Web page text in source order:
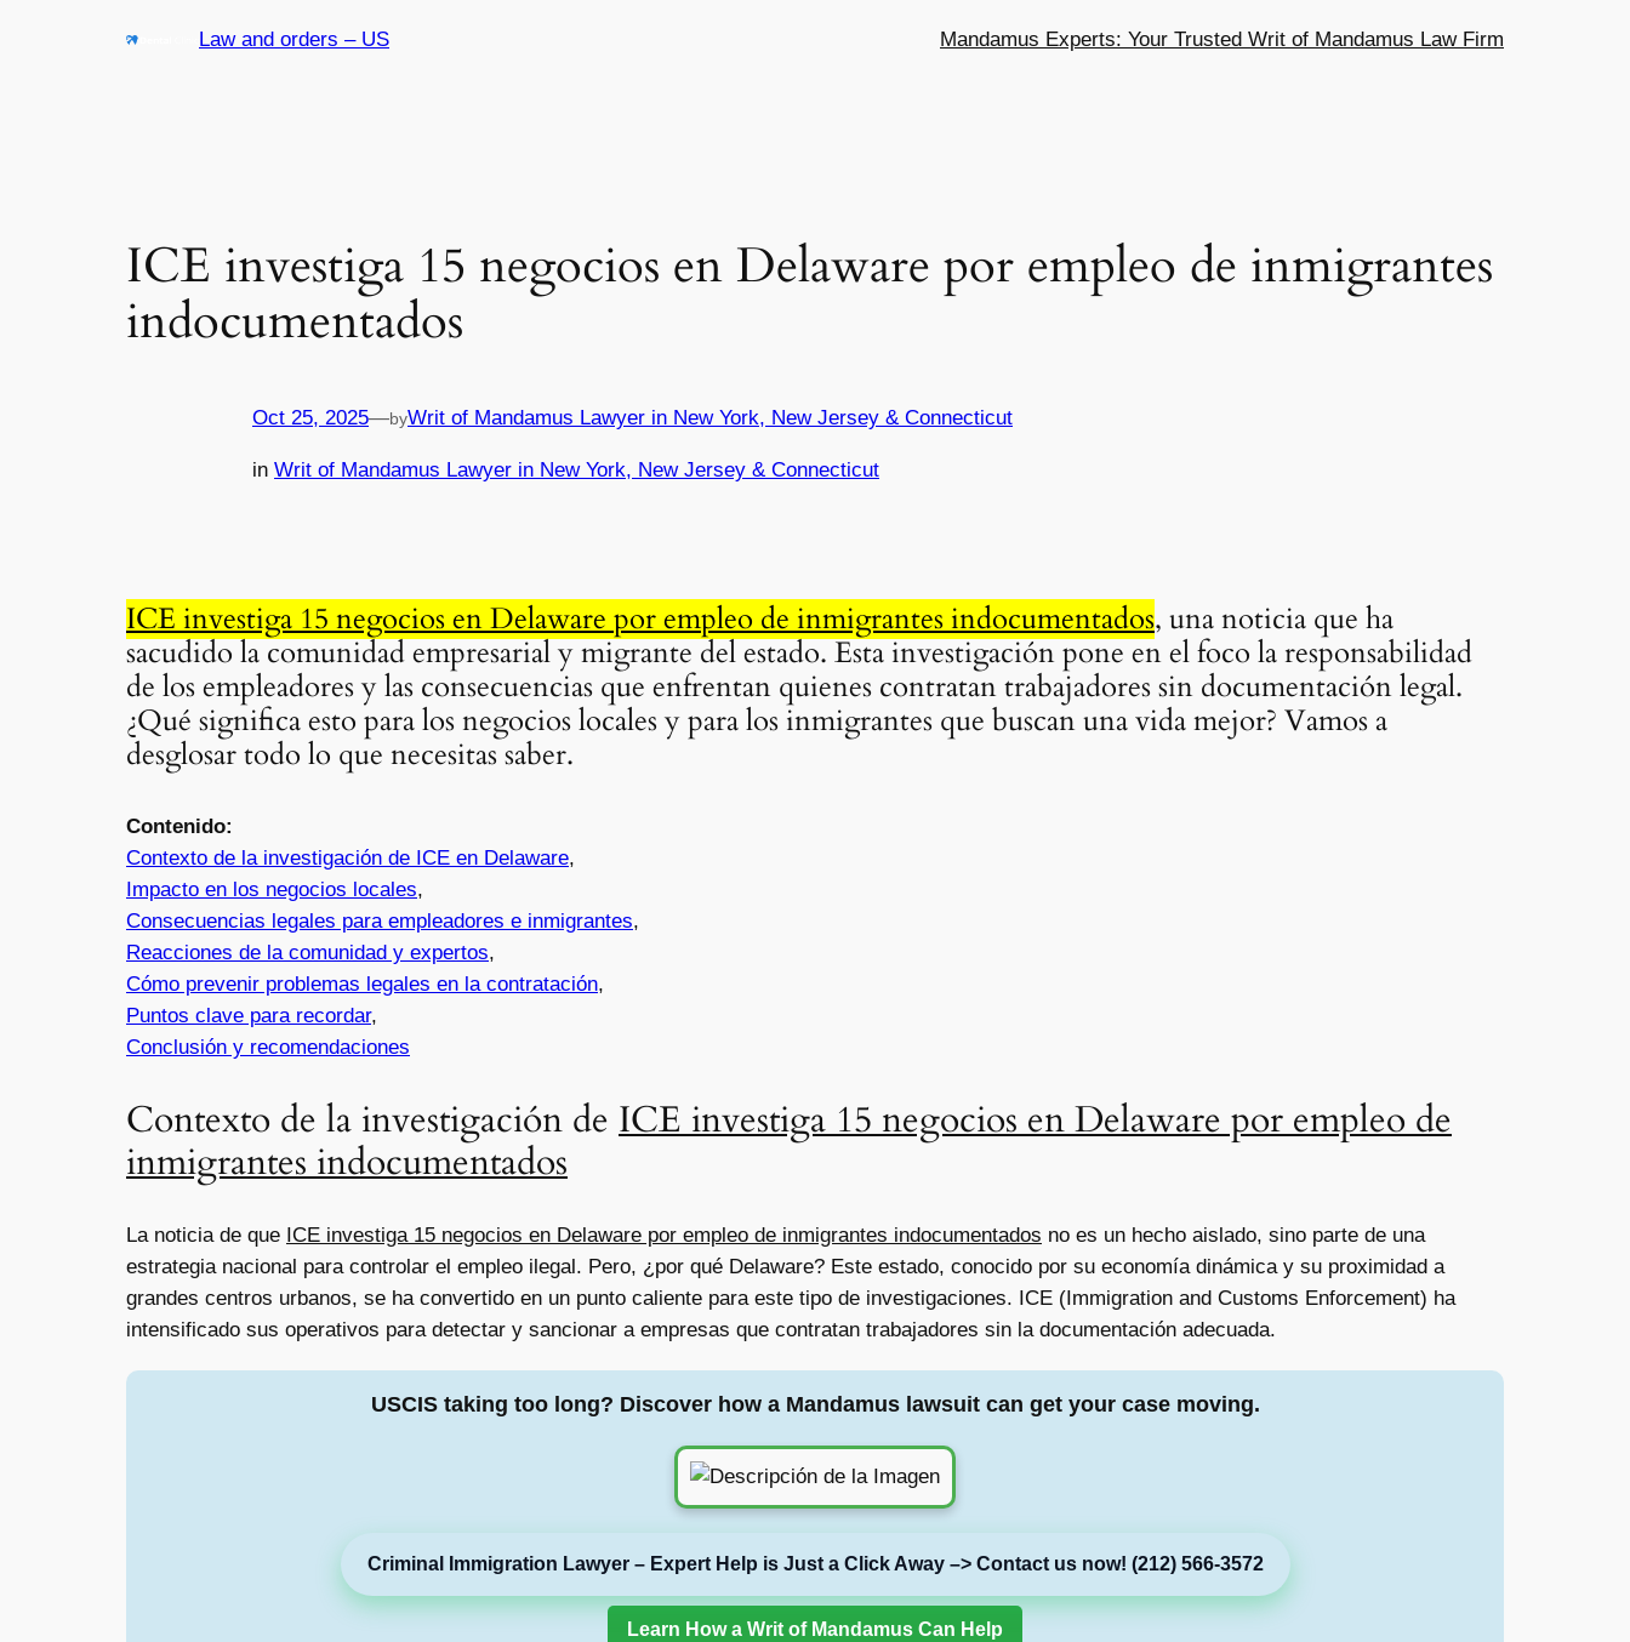
Law and orders – US Mandamus Experts: Your Trusted Writ of Mandamus Law Firm
ICE investiga 15 negocios en Delaware por empleo de inmigrantes
indocumentados
Oct 25, 2025—byWrit of Mandamus Lawyer in New York, New Jersey & Connecticut
in Writ of Mandamus Lawyer in New York, New Jersey & Connecticut
ICE investiga 15 negocios en Delaware por empleo de inmigrantes indocumentados, una noticia que ha
sacudido la comunidad empresarial y migrante del estado. Esta investigación pone en el foco la responsabilidad
de los empleadores y las consecuencias que enfrentan quienes contratan trabajadores sin documentación legal.
¿Qué significa esto para los negocios locales y para los inmigrantes que buscan una vida mejor? Vamos a
desglosar todo lo que necesitas saber.
Contenido:
Contexto de la investigación de ICE en Delaware,
Impacto en los negocios locales,
Consecuencias legales para empleadores e inmigrantes,
Reacciones de la comunidad y expertos,
Cómo prevenir problemas legales en la contratación,
Puntos clave para recordar,
Conclusión y recomendaciones
Contexto de la investigación de ICE investiga 15 negocios en Delaware por empleo de
inmigrantes indocumentados
La noticia de que ICE investiga 15 negocios en Delaware por empleo de inmigrantes indocumentados no es un hecho aislado, sino parte de una
estrategia nacional para controlar el empleo ilegal. Pero, ¿por qué Delaware? Este estado, conocido por su economía dinámica y su proximidad a
grandes centros urbanos, se ha convertido en un punto caliente para este tipo de investigaciones. ICE (Immigration and Customs Enforcement) ha
intensificado sus operativos para detectar y sancionar a empresas que contratan trabajadores sin la documentación adecuada.
USCIS taking too long? Discover how a Mandamus lawsuit can get your case moving.
Criminal Immigration Lawyer – Expert Help is Just a Click Away –> Contact us now! (212) 566-3572
Learn How a Writ of Mandamus Can Help